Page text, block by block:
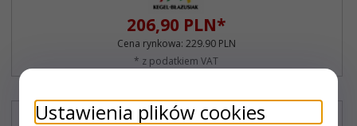
206,90 PLN*
Cena rynkowa: 229.90 PLN
* z podatkiem VAT
Ustawienia plików cookies